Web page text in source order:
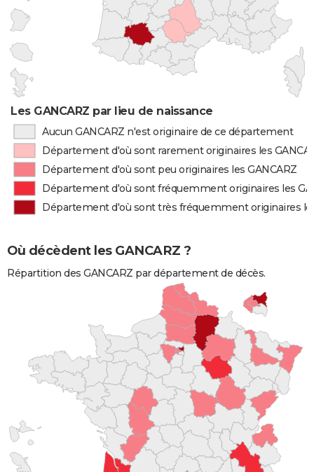
Les GANCARZ par lieu de naissance
Aucun GANCARZ n'est originaire de ce département
Département d'où sont rarement originaires les
Département d'où sont peu originaires les GANCARZ
Département d'où sont fréquemment originaires les
Département d'où sont très fréquemment originaires
Où décèdent les GANCARZ ?
Répartition des GANCARZ par département de décès.